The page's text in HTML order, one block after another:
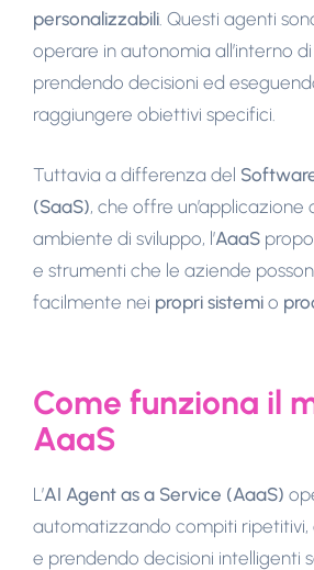
personalizzabili. Questi agenti
operare in autonomia all’interno
prendendo decisioni ed
raggiungere obiettivi specifici.
Tuttavia a differenza del
(SaaS), che offre
ambiente di sviluppo, l’AaaS
e strumenti che le aziende
facilmente nei propri sistemi o
Come funziona il
AaaS
L’AI Agent as a Service (AaaS)
automatizzando compiti ripetitivi,
e prendendo decisioni intelligenti